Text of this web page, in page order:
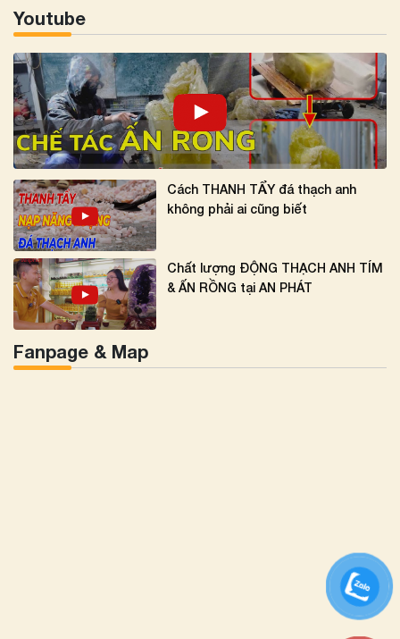
Youtube
Cách THANH TẨY đá thạch anh
không phải ai cũng biết
Chất lượng ĐỘNG THẠCH ANH TÍM
& ẤN RỒNG tại AN PHÁT
Fanpage & Map